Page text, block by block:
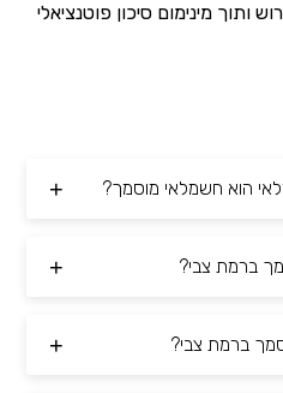
מינימום סיכון פוטנציאלי
הוא חשמלאי מוסמך?
ברמת צבי?
ברמת צבי?